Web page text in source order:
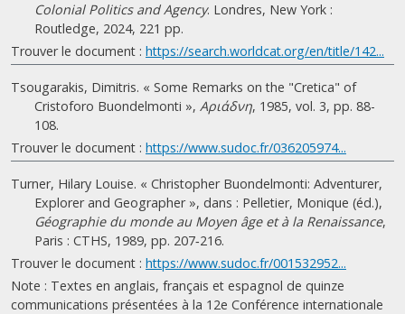
Colonial Politics and Agency. Londres, New York :
Routledge, 2024, 221 pp.
Trouver le document : https://search.worldcat.org/en/title/142...
Tsougarakis, Dimitris. « Some Remarks on the "Cretica" of
Cristoforo Buondelmonti », Αριάδνη, 1985, vol. 3, pp. 88-
108.
Trouver le document : https://www.sudoc.fr/036205974...
Turner, Hilary Louise. « Christopher Buondelmonti: Adventurer,
Explorer and Geographer », dans : Pelletier, Monique (éd.),
Géographie du monde au Moyen âge et à la Renaissance,
Paris : CTHS, 1989, pp. 207‑216.
Trouver le document : https://www.sudoc.fr/001532952...
Note : Textes en anglais, français et espagnol de quinze
communications présentées à la 12e Conférence internationale